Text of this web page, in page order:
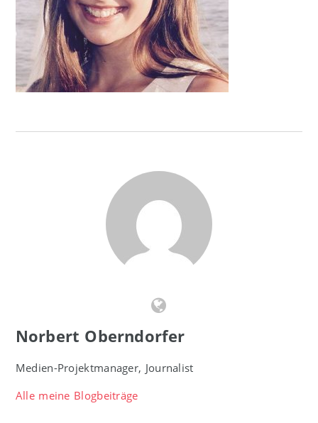
Norbert Oberndorfer
Medien-Projektmanager, Journalist
Alle meine Blogbeiträge